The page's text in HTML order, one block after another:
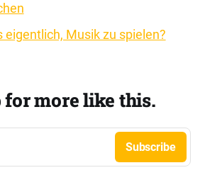
eigentlich, Musik zu spielen?
for more like this.
Subscribe